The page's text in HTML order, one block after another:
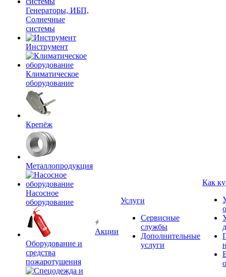
Генераторы, ИБП,
Солнечные
системы
Инструмент
Климатическое
оборудование
Крепёж
Металлопродукция
Насосное
оборудование
Оборудование и
средства
пожаротушения
Акции
Услуги
Сервисные
службы
Дополнительные
услуги
Как